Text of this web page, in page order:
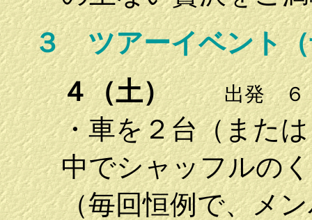
３ ツアーイベント（
４（土）出発 ６
・車を２台（また
中でシャッフルの
（毎回恒例で、メ